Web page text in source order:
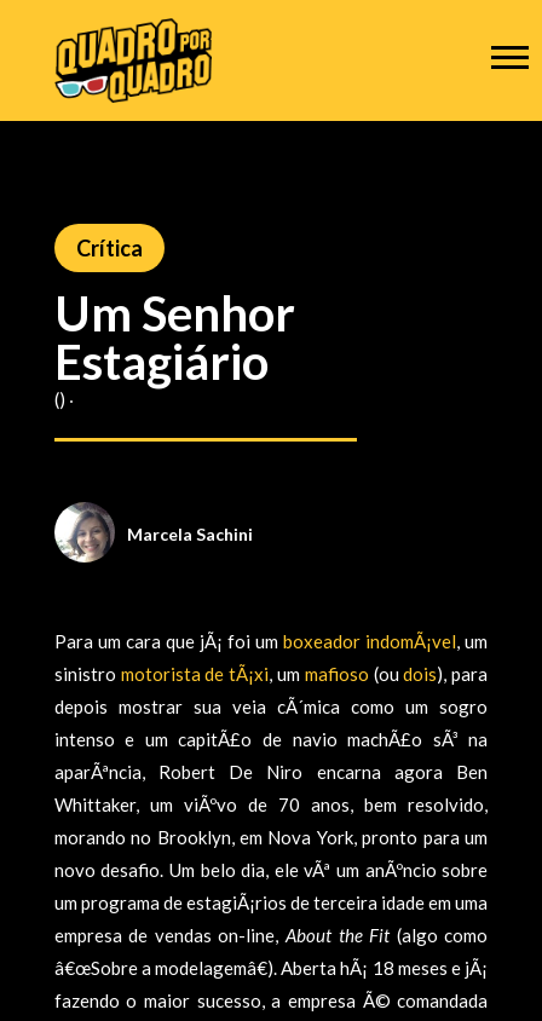
Crítica
Um Senhor
Estagiário
() ‧
Marcela Sachini
Para um cara que jÃ¡ foi umboxeador indomÃ¡vel, um
sinistro motorista de tÃ¡xi, um mafioso (oudois), para
depois mostrar sua veia cÃ´mica como um sogro
intenso e um capitÃ£o de navio machÃ£o sÃ³ na
aparÃªncia, Robert De Niro encarna agora Ben
Whittaker, um viÃºvo de 70 anos, bem resolvido,
morando no Brooklyn, em Nova York, pronto para um
novo desafio. Um belo dia, ele vÃª um anÃºncio sobre
um programa de estagiÃ¡rios de terceira idade em uma
empresa de vendas on-line, About the Fit(algo como
â€œSobre a modelagemâ€). Aberta hÃ¡ 18 meses e jÃ¡
fazendo o maior sucesso, a empresa Ã© comandada